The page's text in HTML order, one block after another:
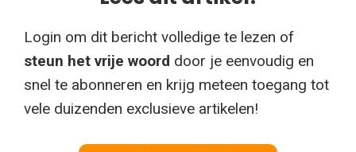
Login om dit bericht volledige te lezen of
steun het vrije woord door je eenvoudig en
snel te abonneren en krijg meteen toegang tot
vele duizenden exclusieve artikelen!